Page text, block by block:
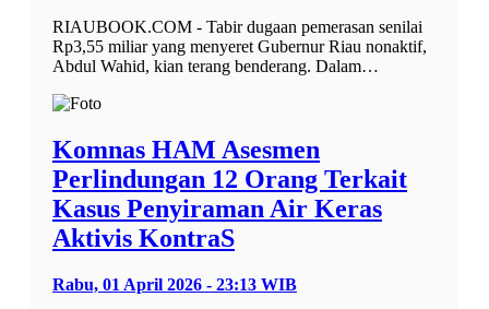
RIAUBOOK.COM - Tabir dugaan pemerasan senilai
Rp3,55 miliar yang menyeret Gubernur Riau nonaktif,
Abdul Wahid, kian terang benderang. Dalam…
Komnas HAM Asesmen
Perlindungan 12 Orang Terkait
Kasus Penyiraman Air Keras
Aktivis KontraS
Rabu, 01 April 2026 - 23:13 WIB